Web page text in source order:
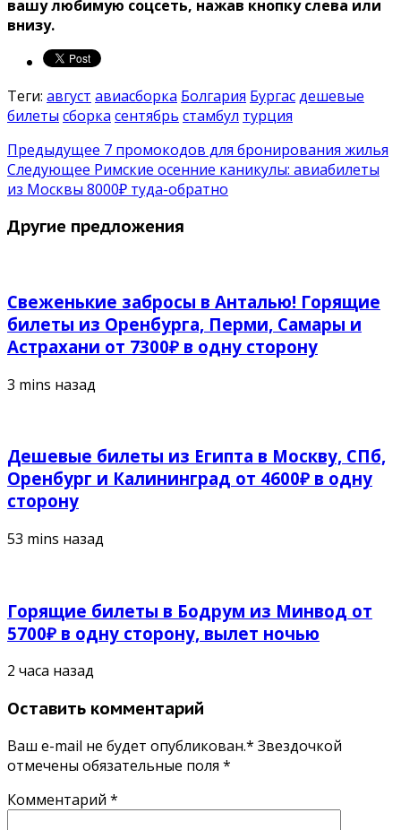
вашу любимую соцсеть, нажав кнопку слева или
внизу.
Теги: август авиасборка Болгария Бургасдешевые
билеты сборка сентябрь стамбул турция
Предыдущее 7 промокодов для бронирования жилья
Следующее Римские осенние каникулы: авиабилеты
из Москвы 8000₽ туда-обратно
Другие предложения
Свеженькие забросы в Анталью! Горящие
билеты из Оренбурга, Перми, Самары и
Астрахани от 7300₽ в одну сторону
3 mins назад
Дешевые билеты из Египта в Москву, СПб,
Оренбург и Калининград от 4600₽ в одну
сторону
53 mins назад
Горящие билеты в Бодрум из Минвод от
5700₽ в одну сторону, вылет ночью
2 часа назад
Оставить комментарий
Ваш e-mail не будет опубликован.* Звездочкой
отмечены обязательные поля *
Комментарий *